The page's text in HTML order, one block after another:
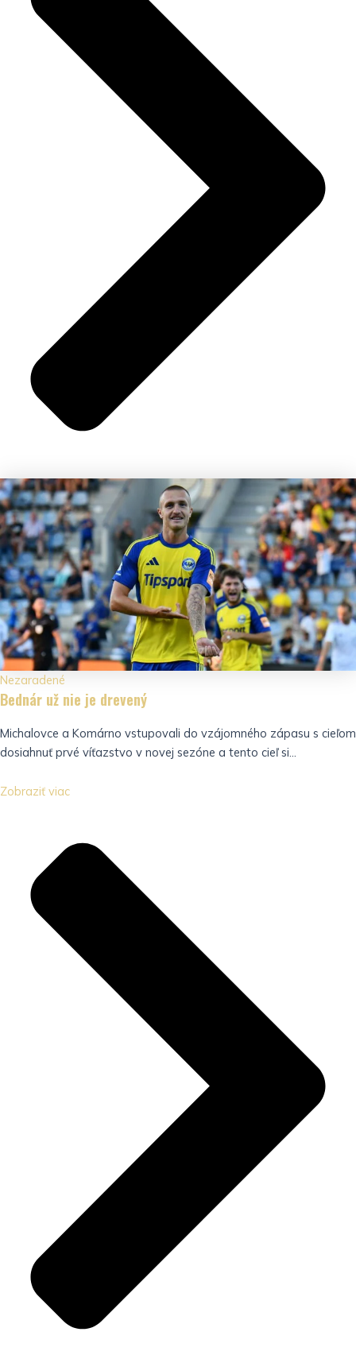
Nezaradené
Bednár už nie je drevený
Michalovce a Komárno vstupovali do vzájomného zápasu s cieľom
dosiahnuť prvé víťazstvo v novej sezóne a tento cieľ si...
Zobraziť viac